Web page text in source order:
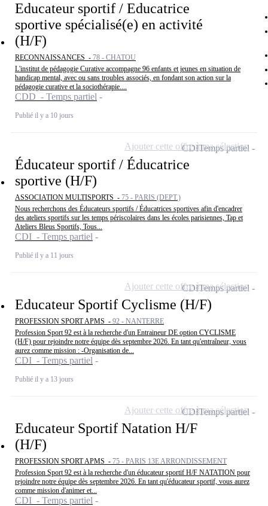
Educateur sportif / Educatrice
sportive spécialisé(e) en activité
(H/F)
RECONNAISSANCES - 78 - CHATOU
L'institut de pédagogie Curative accompagne 96 enfants et jeunes en situation de
handicap mental, avec ou sans troubles associés, en fondant son action sur la
pédagogie curative et la sociothérapie....
CDD - Temps partiel
Publié il y a 10 jours
Éducateur sportif / Éducatrice
sportive (H/F)
ASSOCIATION MULTISPORTS - 75 - PARIS (DEPT.)
Nous recherchons des Éducateurs sportifs / Éducatrices sportives afin d'encadrer
des ateliers sportifs sur les temps périscolaires dans les écoles parisiennes, Tap et
Ateliers Bleus Sportifs, Tous...
CDI - Temps partiel
Publié il y a 11 jours
CDITemps partiel
Ajouter cette offre à ma sélection
Educateur Sportif Cyclisme (H/F)
PROFESSION SPORT APMS - 92 - NANTERRE
Profession Sport 92 est à la recherche d'un Entraineur DE option CYCLISME
(H/F) pour rejoindre notre équipe dès septembre 2026. En tant qu'entraîneur, vous
aurez comme mission : -Organisation de...
CDI - Temps partiel
Publié il y a 13 jours
CDITemps partiel
Ajouter cette offre à ma sélection
Educateur Sportif Natation H/F
(H/F)
PROFESSION SPORT APMS - 75 - PARIS 13E ARRONDISSEMENT
Profession Sport 92 est à la recherche d'un éducateur sportif H/F NATATION pour
rejoindre notre équipe dès septembre 2026. En tant qu'éducateur sportif, vous aurez
comme mission d'animer et...
CDI - Temps partiel
CDITemps partiel
Ajouter cette offre à ma sélection